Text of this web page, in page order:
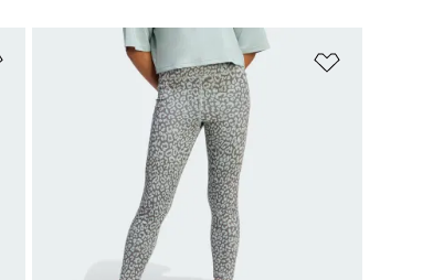
Pridať do zoznamu želaných položiek